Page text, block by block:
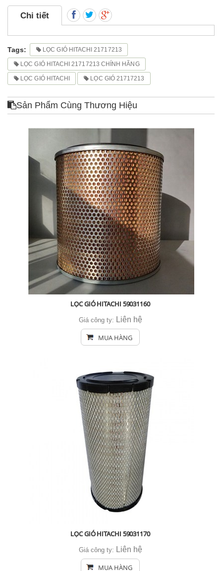
Chi tiết
Tags: LỌC GIÓ HITACHI 21717213
LỌC GIÓ HITACHI 21717213 CHÍNH HÃNG
LỌC GIÓ HITACHI LỌC GIÓ 21717213
Sản Phẩm Cùng Thương Hiệu
LỌC GIÓ HITACHI 59031160
Giá công ty: Liên hệ
MUA HÀNG
LỌC GIÓ HITACHI 59031170
Giá công ty: Liên hệ
MUA HÀNG